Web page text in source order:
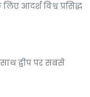
आदर्श विश्व प्रसिद्ध
द्वीप पर सबसे